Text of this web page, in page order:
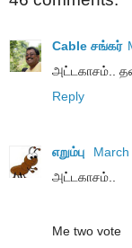
Cable சங்கர்
அட்டகாசம்..
Reply
எறும்பு
அட்டகாசம்..
Me two vote